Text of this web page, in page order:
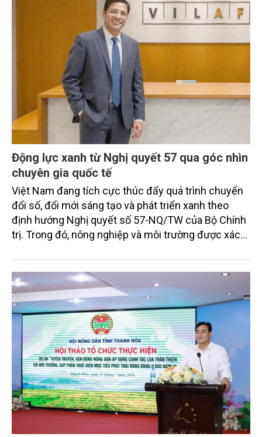
trường. Tuy nhiên, để công nghệ xanh này được áp
dụng rộng rãi, Việt Nam cần khẩn trương hoàn thiện
khung pháp lý, tiêu chuẩn kỹ thuật và cơ chế hỗ trợ
doanh nghiệp, hướng tới mục tiêu “1 triệu ắc quy
xanh” - bước đi cụ thể trong lộ trình kinh tế tuần
hoàn và phát thải ròng bằng 0 (Net Zero).
Động lực xanh từ Nghị quyết 57 qua góc nhìn
chuyên gia quốc tế
Việt Nam đang tích cực thúc đẩy quá trình chuyển
đổi số, đổi mới sáng tạo và phát triển xanh theo
định hướng Nghị quyết số 57-NQ/TW của Bộ Chính
trị. Trong đó, nông nghiệp và môi trường được xác
sắc bởi các tiến bộ công nghệ và cam kết bền vững
toàn cầu, đặc biệt là mục tiêu đưa phát thải ròng
bằng 0 (Net-Zero) vào năm 2050.